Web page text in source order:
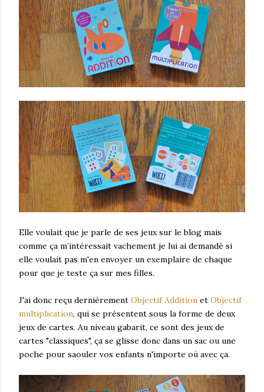
Elle voulait que je parle de ses jeux sur le blog mais
comme ça m’intéressait vachement je lui ai demandé si
elle voulait pas m'en envoyer un exemplaire de chaque
pour que je teste ça sur mes filles.
J'ai donc reçu dernièrement Objectif Addition et Objectif
multiplication, qui se présentent sous la forme de deux
jeux de cartes. Au niveau gabarit, ce sont des jeux de
cartes "classiques", ça se glisse donc dans un sac ou une
poche pour saouler vos enfants n'importe où avec ça.